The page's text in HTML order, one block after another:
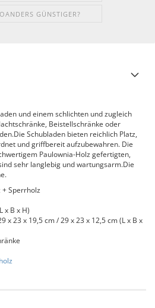
GÜNSTIGER?
und einem schlichten und zugleich
Beistellschränke oder
Schubladen bieten reichlich Platz,
und griffbereit aufzubewahren. Die
Paulownia-Holz gefertigten,
sehr langlebig und wartungsarm.Die
Sperrholz
x B x H)
x 23 x 19,5 cm / 29 x 23 x 12,5 cm (L x B x